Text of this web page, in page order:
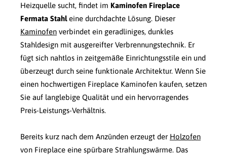
Heizquelle sucht, findet im Kaminofen Fireplace
Fermata Stahleine durchdachte Lösung. Dieser
Kaminofen verbindet ein geradliniges, dunkles
Stahldesign mit ausgereifter Verbrennungstechnik. Er
fügt sich nahtlos in zeitgemäße Einrichtungsstile ein und
überzeugt durch seine funktionale Architektur. Wenn Sie
einen hochwertigen Fireplace Kaminofen kaufen, setzen
Sie auf langlebige Qualität und ein hervorragendes
Preis-Leistungs-Verhältnis.
Bereits kurz nach dem Anzünden erzeugt der Holzofen
von Fireplace eine spürbare Strahlungswärme. Das